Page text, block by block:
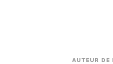
AUTEUR DE